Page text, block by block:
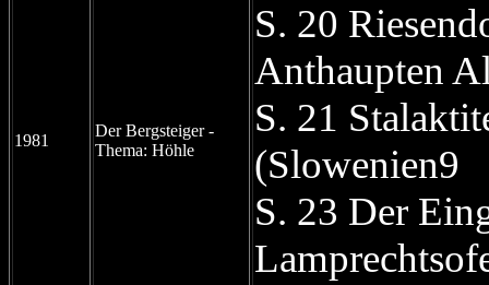
1981
Der Bergsteiger -
Thema: Höhle
S. 20
Anthaupten
S. 21
(Slowenien9
S. 23 Der